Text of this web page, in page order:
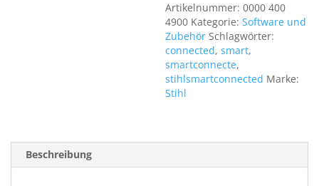
Artikelnummer:0000 400
4900 Kategorie:Software und
Zubehör Schlagwörter:
connected,smart,
smartconnecte,
stihlsmartconnected Marke:
Stihl
Beschreibung